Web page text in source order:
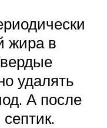
жира в
удалять
А после